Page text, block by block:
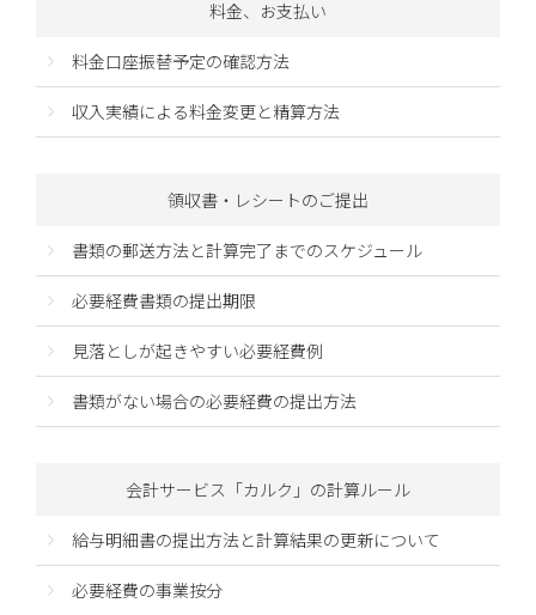
料金、お支払い
料金口座振替予定の確認方法
収入実績による料金変更と精算方法
領収書・レシートのご提出
書類の郵送方法と計算完了までのスケジュール
必要経費書類の提出期限
見落としが起きやすい必要経費例
書類がない場合の必要経費の提出方法
会計サービス「カルク」の計算ルール
給与明細書の提出方法と計算結果の更新について
必要経費の事業按分